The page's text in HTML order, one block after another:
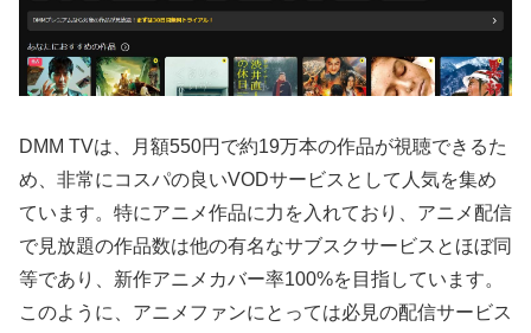
DMM TVは、月額550円で約19万本の作品が視聴できるた
め、非常にコスパの良いVODサービスとして人気を集め
ています。特にアニメ作品に力を入れており、アニメ配信
で見放題の作品数は他の有名なサブスクサービスとほぼ同
等であり、新作アニメカバー率100%を目指しています。
このように、アニメファンにとっては必見の配信サービス